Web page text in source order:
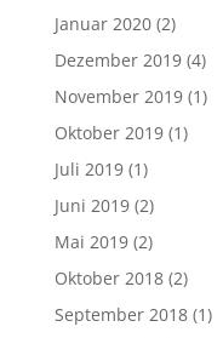
Januar 2020(2)
Dezember 2019(4)
November 2019(1)
Oktober 2019(1)
Juli 2019(1)
Juni 2019(2)
Mai 2019(2)
Oktober 2018(2)
September 2018(1)